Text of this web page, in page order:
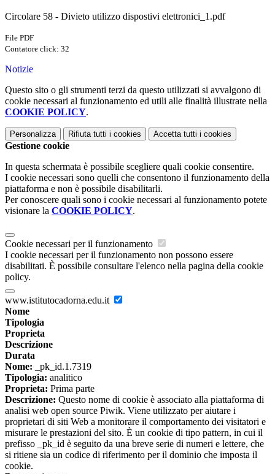
Circolare 58 - Divieto utilizzo dispostivi elettronici_1.pdf
File PDF
Contatore click: 32
Notizie
Questo sito o gli strumenti terzi da questo utilizzati si avvalgono di
cookie necessari al funzionamento ed utili alle finalità illustrate nella
COOKIE POLICY.
Personalizza Rifiuta tutti i cookies Accetta tutti i cookies
Gestione cookie
In questa schermata è possibile scegliere quali cookie consentire.
I cookie necessari sono quelli che consentono il funzionamento della
piattaforma e non è possibile disabilitarli.
Per conoscere quali sono i cookie necessari al funzionamento potete
visionare la COOKIE POLICY.
Cookie necessari per il funzionamento
I cookie necessari per il funzionamento non possono essere
disabilitati. È possibile consultare l'elenco nella pagina della cookie
policy.
www.istitutocadorna.edu.it
Nome
Tipologia
Proprieta
Descrizione
Durata
Nome: _pk_id.1.7319
Tipologia: analitico
Proprieta: Prima parte
Descrizione: Questo nome di cookie è associato alla piattaforma di
analisi web open source Piwik. Viene utilizzato per aiutare i
proprietari di siti Web a monitorare il comportamento dei visitatori e
misurare le prestazioni del sito. È un cookie di tipo pattern, in cui il
prefisso _pk_id è seguito da una breve serie di numeri e lettere, che
si ritiene sia un codice di riferimento per il dominio che imposta il
cookie.